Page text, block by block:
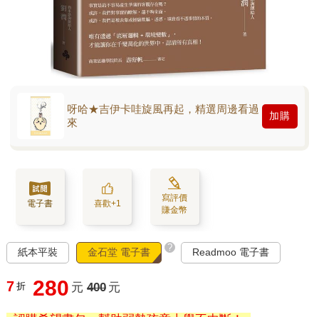
呀哈★吉伊卡哇旋風再起，精選周邊看過
來
加購
電子書 喜歡+1
寫評價
賺金幣
紙本平裝 金石堂 電子書 ? Readmoo 電子書
7 折 280 元 400 元